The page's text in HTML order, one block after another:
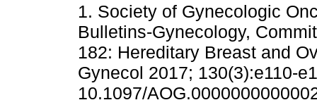
1. Society of Gynecologic
Bulletins-Gynecology,
182: Hereditary Breast and
Gynecol 2017; 130(3):e110-
10.1097/